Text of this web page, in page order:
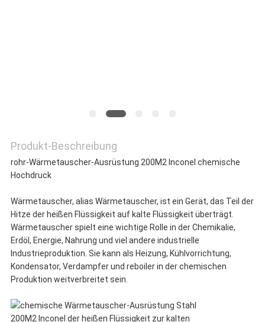
Produkt-Beschreibung
rohr-Wärmetauscher-Ausrüstung 200M2 Inconel chemische
Hochdruck
Wärmetauscher, alias Wärmetauscher, ist ein Gerät, das Teil der
Hitze der heißen Flüssigkeit auf kalte Flüssigkeit überträgt.
Wärmetauscher spielt eine wichtige Rolle in der Chemikalie,
Erdöl, Energie, Nahrung und viel andere industrielle
Industrieproduktion. Sie kann als Heizung, Kühlvorrichtung,
Kondensator, Verdampfer und reboiler in der chemischen
Produktion weitverbreitet sein.